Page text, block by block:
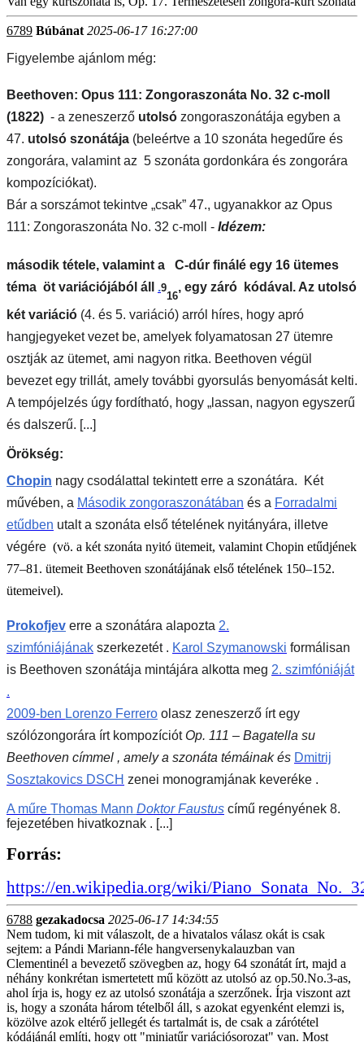
6789 Búbánat 2025-06-17 16:27:00
Figyelembe ajánlom még:
Beethoven: Opus 111: Zongoraszonáta No. 32 c-moll
(1822) - a zeneszerző utolsó zongoraszonátája egyben a
47. utolsó szonátája (beleértve a 10 szonáta hegedűre és
zongorára, valamint az 5 szonáta gordonkára és zongorára
kompozíciókat).
Bár a sorszámot tekintve „csak” 47., ugyanakkor az Opus
111: Zongoraszonáta No. 32 c-moll - Idézem:
második tétele, valamint a C-dúr finálé egy 16 ütemes
téma öt variációjából áll
.9
16
, egy záró kódával. Az utolsó
két variáció (4. és 5. variáció) arról híres, hogy apró
hangjegyeket vezet be, amelyek folyamatosan 27 ütemre
osztják az ütemet, ami nagyon ritka. Beethoven végül
bevezet egy trillát, amely további gyorsulás benyomását kelti.
A tempójelzés úgy fordítható, hogy „lassan, nagyon egyszerű
és dalszerű. [...]
Örökség:
Chopin nagy csodálattal tekintett erre a szonátára.
Két
művében, a Második zongoraszonátában és a Forradalmi
etűdben utalt a szonáta első tételének nyitányára, illetve
végére (vö. a két szonáta nyitó ütemeit, valamint Chopin etűdjének
77–81. ütemeit Beethoven szonátájának első tételének 150–152.
ütemeivel).
Prokofjev erre a szonátára alapozta 2.
szimfóniájának szerkezetét . Karol Szymanowski formálisan
is Beethoven szonátája mintájára alkotta meg 2. szimfóniáját
.
2009-ben Lorenzo Ferrero olasz zeneszerző írt egy
szólózongorára írt kompozíciót Op. 111 – Bagatella su
Beethoven címmel , amely a szonáta témáinak és Dmitrij
Sosztakovics DSCH zenei monogramjának keveréke .
A műre Thomas Mann Doktor Faustus című regényének 8.
fejezetében hivatkoznak . [...]
Forrás:
https://en.wikipedia.org/wiki/
6788 gezakadocsa 2025-06-17 14:34:55
Nem tudom, ki mit válaszolt, de a hivatalos válasz okát is csak
sejtem: a Pándi Mariann-féle hangversenykalauzban van
Clementinél a bevezető szövegben az, hogy 64 szonátát írt, majd a
néhány konkrétan ismertetett mű között az utolsó az op.50.No.3-as,
ahol írja is, hogy ez az utolsó szonátája a szerzőnek. Írja viszont azt
is, hogy a szonáta három tételből áll, s azokat egyenként elemzi is,
közölve azok eltérő jellegét és tartalmát is, de csak a zárótétel
kódájánál említi, hogy ott "miniatűr variációsorozat" van. Most